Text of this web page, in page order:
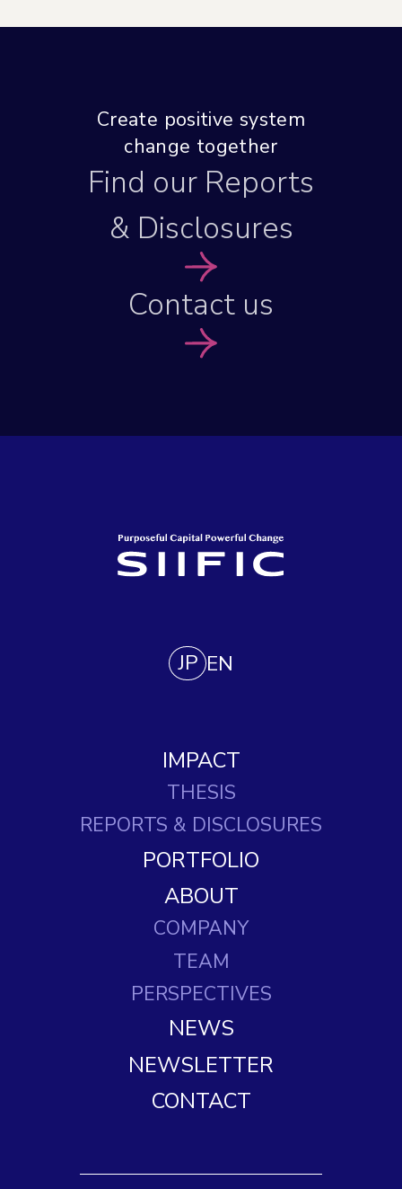
Create positive system
change together
Find our Reports
& Disclosures
Contact us
JP EN
IMPACT
THESIS
REPORTS & DISCLOSURES
PORTFOLIO
ABOUT
COMPANY
TEAM
PERSPECTIVES
NEWS
NEWSLETTER
CONTACT